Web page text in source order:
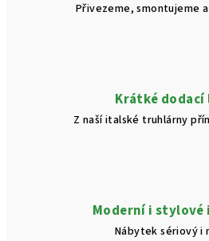
r
v
ý
p
Přivezeme, smontujeme
Krátké
Z naší italské truhlárny
Moderní i
Nábytek sériový i